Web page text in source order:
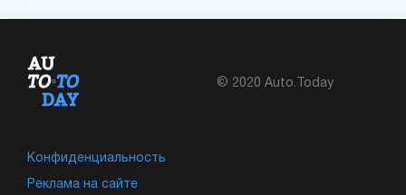
© 2020 Auto.Today
Конфиденциальность
Реклама на сайте